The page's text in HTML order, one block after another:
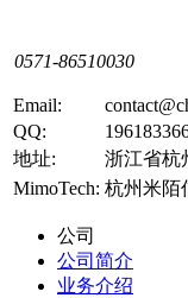
0571-86510030
Email:
QQ:
地址:
浙江省杭
MimoTech: 杭州米陌
公司
公司简介
业务介绍